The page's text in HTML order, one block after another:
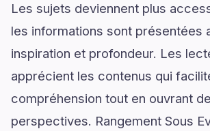
Les sujets deviennent plus
les informations sont présentées
inspiration et profondeur. Les
apprécient les contenus qui
compréhension tout en ouvrant
perspectives. Rangement Sous